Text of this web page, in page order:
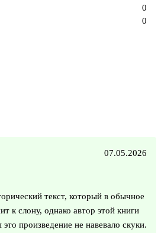
0
0
07.05.2026
текст, который в обычное
к слону, однако автор этой книги
произведение не навевало скуки.